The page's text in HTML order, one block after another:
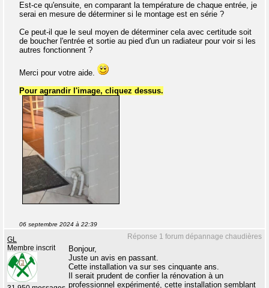
Est-ce qu'ensuite, en comparant la température de chaque entrée, je
serai en mesure de déterminer si le montage est en série ?
Ce peut-il que le seul moyen de déterminer cela avec certitude soit
de boucher l'entrée et sortie au pied d'un un radiateur pour voir si les
autres fonctionnent ?
Merci pour votre aide.
Pour agrandir l'image, cliquez dessus.
06 septembre 2024 à 22:39
Réponse 1 forum dépannage chaudières
GL
Membre inscrit
Bonjour,
Juste un avis en passant.
Cette installation va sur ses cinquante ans.
Il serait prudent de confier la rénovation à un
professionnel expérimenté, cette installation semblant